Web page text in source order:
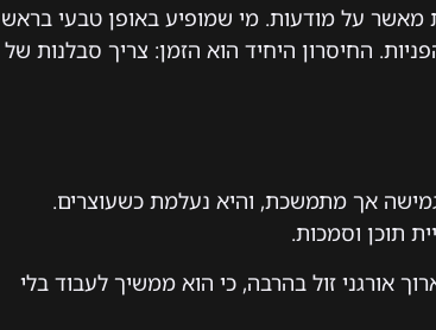
מאשר על מודעות. מי שמופיע באופן טבעי בראש
החיסרון היחיד הוא הזמן: צריך סבלנות של
אך מתמשכת, והיא נעלמת כשעוצרים.
תוכן וסמכות.
אורגני זול בהרבה, כי הוא ממשיך לעבוד בלי